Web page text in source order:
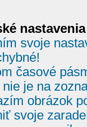
nastavenia
svoje
časové
je na
obrázok
svoje